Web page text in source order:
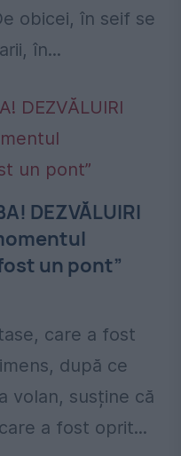
obicei, în seif se
în...
DEZVĂLUIRI
un pont”
care a fost
după ce
volan, susține că
a fost oprit...